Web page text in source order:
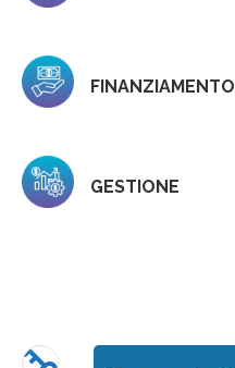
FINANZIAMENTO
GESTIONE